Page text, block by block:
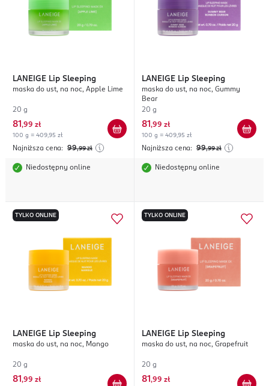
LANEIGE Lip Sleeping
maska do ust, na noc, Apple Lime
20 g
81 ,99 zł
100 g = 409,95 zł
Najniższa cena: 99,99 zł
Niedostępny online
LANEIGE Lip Sleeping
maska do ust, na noc, Gummy
Bear
20 g
81 ,99 zł
100 g = 409,95 zł
Najniższa cena: 99,99 zł
Niedostępny online
TYLKO ONLINE
LANEIGE Lip Sleeping
maska do ust, na noc, Mango
20 g
81 ,99 zł
TYLKO ONLINE
LANEIGE Lip Sleeping
maska do ust, na noc, Grapefruit
20 g
81 ,99 zł